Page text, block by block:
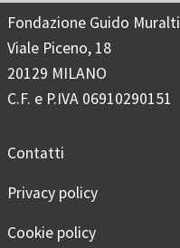
Fondazione Guido Muralti
Viale Piceno, 18
20129 MILANO
C.F. e P.IVA 06910290151
Contatti
Privacy policy
Cookie policy